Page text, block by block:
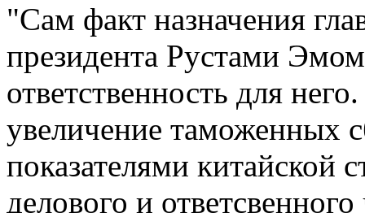
"Сам факт назначения
президента Рустами
ответственность для
увеличение таможенных
показателями китайской
делового и